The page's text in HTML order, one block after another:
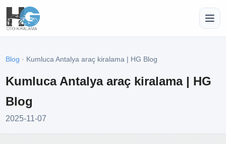
Blog · Kumluca Antalya araç kiralama | HG Blog
Kumluca Antalya araç kiralama | HG
Blog
2025-11-07